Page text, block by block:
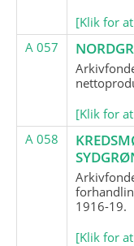
[Klik for
A 057
[Klik for
A 058
1916-19.
[Klik for